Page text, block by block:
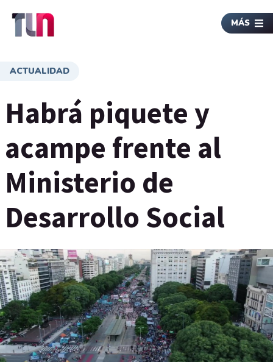
MÁS
ACTUALIDAD
Habrá piquete y
acampe frente al
Ministerio de
Desarrollo Social